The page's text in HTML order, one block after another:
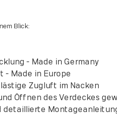
Blick:
- Made in Germany
in Europe
Zugluft im Nacken
des Verdeckes